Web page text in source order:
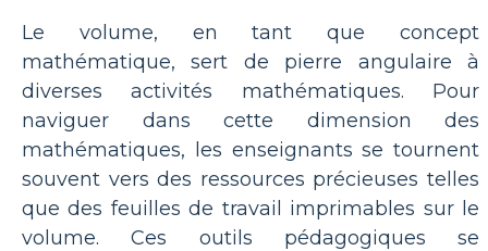
Le volume, en tant que concept
mathématique, sert de pierre angulaire à
diverses activités mathématiques. Pour
naviguer dans cette dimension des
mathématiques, les enseignants se tournent
souvent vers des ressources précieuses telles
que des feuilles de travail imprimables sur le
volume. Ces outils pédagogiques se